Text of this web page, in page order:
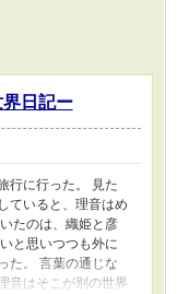
日記ー
行に行った。 見た
ていると、理音はめ
たのは、織姫と彦
と思いつつも外に
た。 言葉の通じな
音はそこが別の世界